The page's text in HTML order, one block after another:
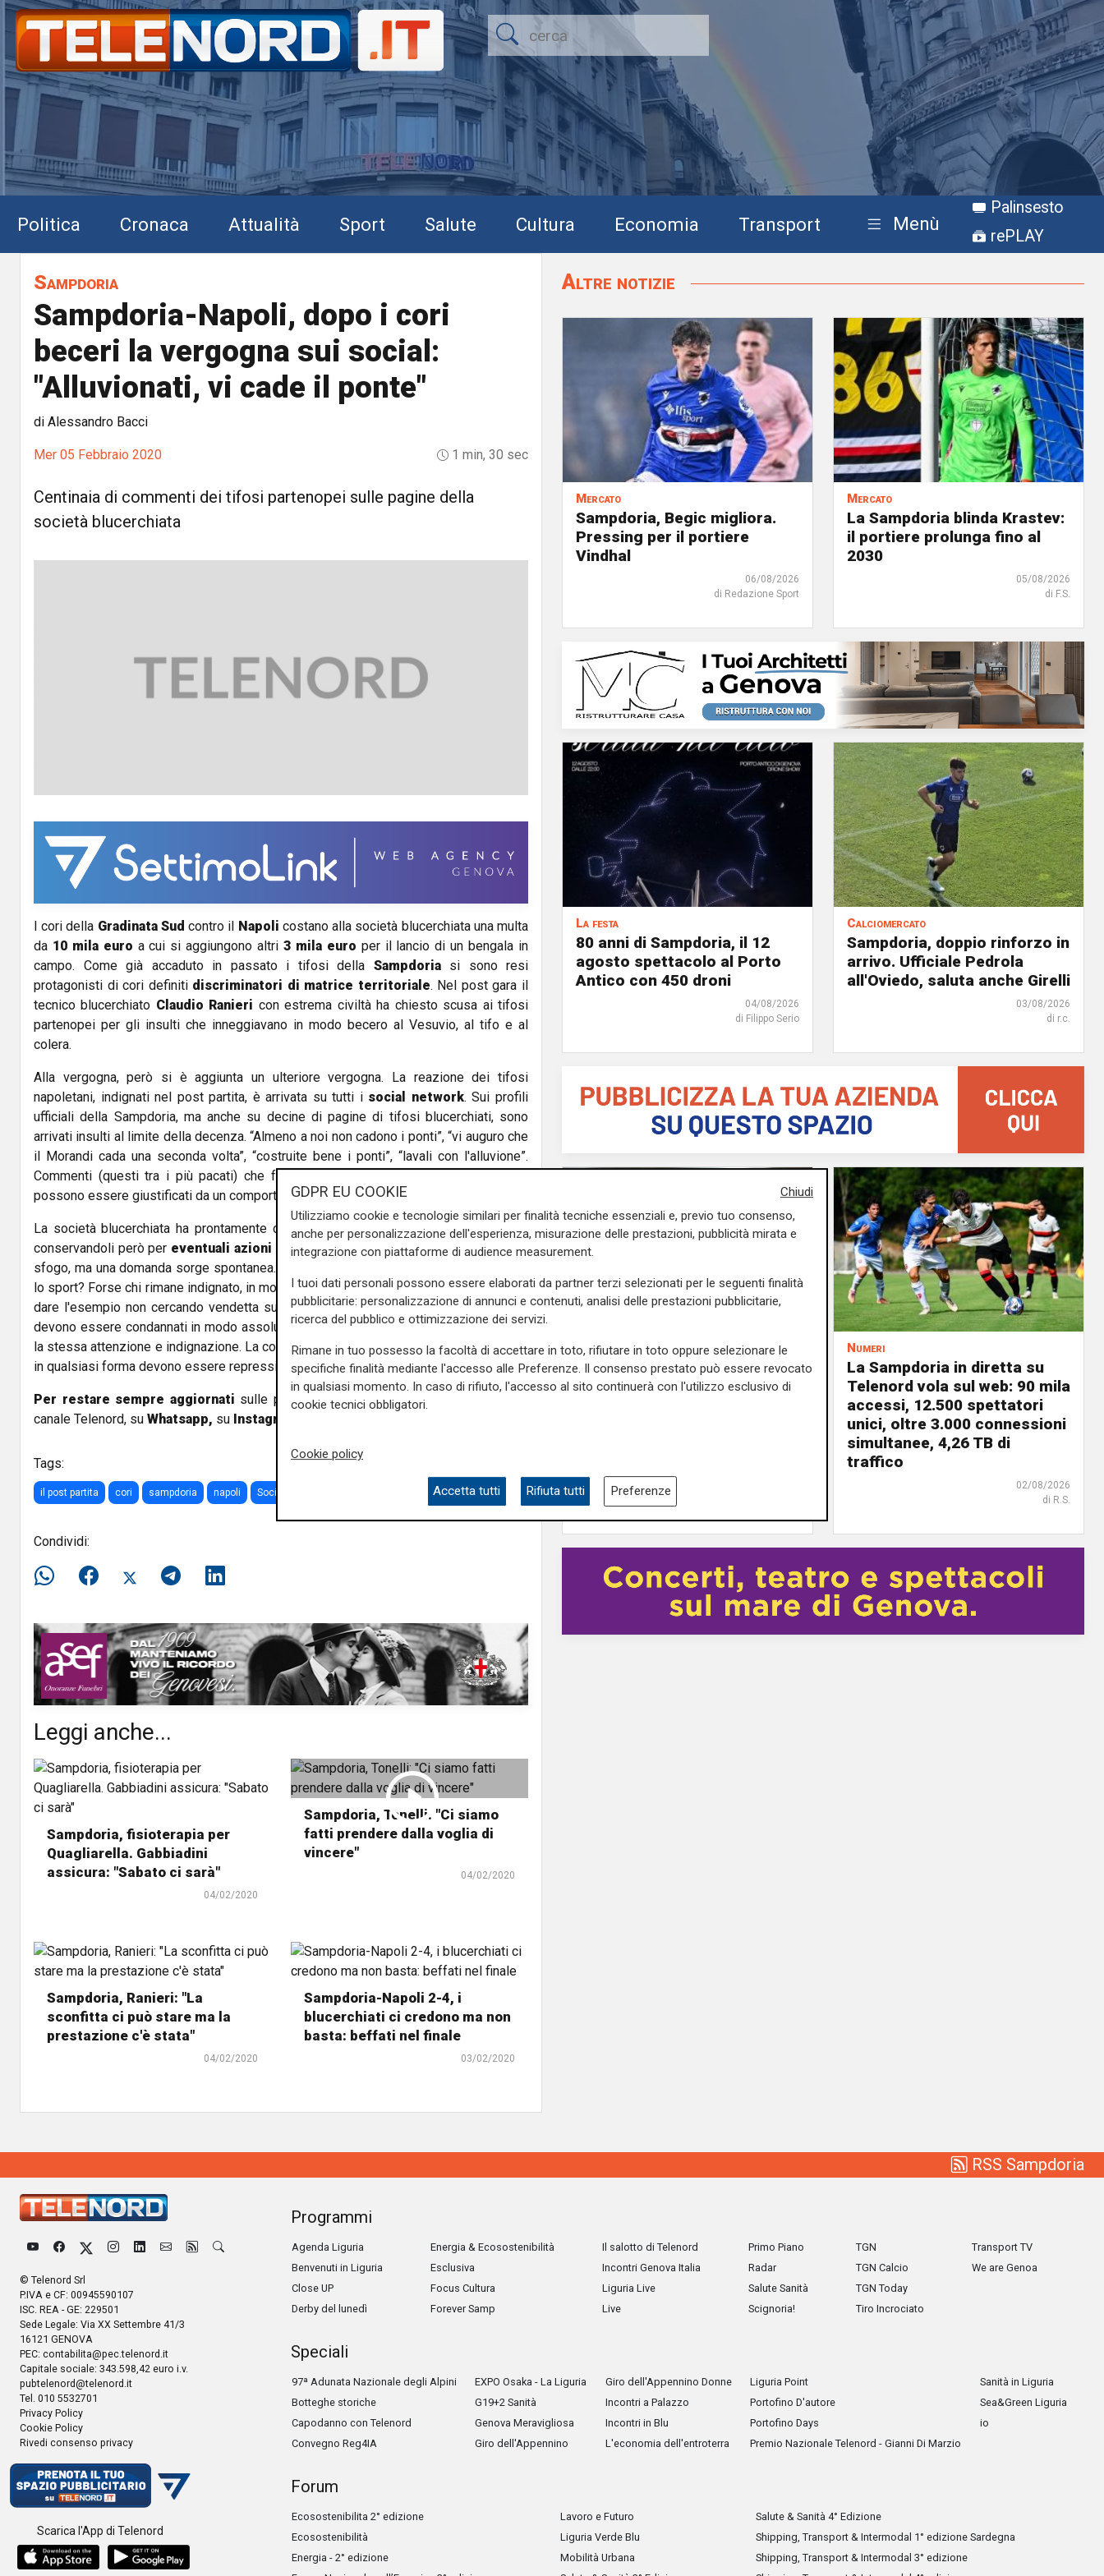
Politica Cronaca Attualità Sport Salute Cultura Economia Transport Menù
Palinsesto
rePLAY
Sampdoria
Sampdoria-Napoli, dopo i cori
beceri la vergogna sui social:
"Alluvionati, vi cade il ponte"
di Alessandro Bacci
Mer 05 Febbraio 2020 1 min, 30 sec
Centinaia di commenti dei tifosi partenopei sulle pagine della
società blucerchiata
I cori della Gradinata Sud contro il Napoli costano alla società blucerchiata una multa
da 10 mila euro a cui si aggiungono altri3 mila euro per il lancio di un bengala in
campo. Come già accaduto in passato i tifosi della Sampdoriasi sono resi
protagonisti di cori definiti discriminatori di matrice territoriale. Nel post gara il
tecnico blucerchiato Claudio Ranieri con estrema civiltà ha chiesto scusa ai tifosi
partenopei per gli insulti che inneggiavano in modo becero al Vesuvio, al tifo e al
colera.
Alla vergogna, però si è aggiunta un ulteriore vergogna. La reazione dei tifosi
napoletani, indignati nel post partita, è arrivata su tutti i social network. Sui profili
ufficiali della Sampdoria, ma anche su decine di pagine di tifosi blucerchiati, sono
arrivati insulti al limite della decenza. “Almeno a noi non cadono i ponti”, “vi auguro che
il Morandi cada una seconda volta”, “costruite bene i ponti”, “lavali con l'alluvione”.
Commenti (questi tra i più pacati) che fatichiamo addirittura a leggere, e che non
possono essere giustificati da un comportamento sbagliato in uno stadio di calcio.
La società blucerchiata ha prontamente cancellato i commenti dalle proprie pagine,
conservandoli però per eventuali azioni legali. I social si confermano una valvola di
sfogo, ma una domanda sorge spontanea. Che cosa c'entra questo con il calcio e con
lo sport? Forse chi rimane indignato, in modo giustificato, per dei cori beceri dovrebbe
dare l'esempio non cercando vendetta sui social network. I cori della Gradinata Sud
devono essere condannati in modo assoluto ma anche le reazioni sui social meritano
la stessa attenzione e indignazione. La cosa certa è che gli insulti e le discriminazioni
in qualsiasi forma devono essere repressi in ogni modo, dentro e fuori dagli stadi.
Per restare sempre aggiornati sulle principali notizie sulla Liguria seguiteci sul
canale Telenord, su Whatsapp, su Instagram
Tags:
il post partita cori sampdoria napoli Social Network
Condividi:
Leggi anche...
Sampdoria, fisioterapia per
Quagliarella. Gabbiadini
assicura: "Sabato ci sarà"
04/02/2020
Sampdoria, Tonelli: "Ci siamo
fatti prendere dalla voglia di
vincere"
04/02/2020
Sampdoria, Ranieri: "La
sconfitta ci può stare ma la
prestazione c'è stata"
04/02/2020
Sampdoria-Napoli 2-4, i
blucerchiati ci credono ma non
basta: beffati nel finale
03/02/2020
Altre notizie
Mercato
Sampdoria, Begic migliora.
Pressing per il portiere
Vindhal
06/08/2026
di Redazione Sport
Mercato
La Sampdoria blinda Krastev:
il portiere prolunga fino al
2030
05/08/2026
di F.S.
La festa
80 anni di Sampdoria, il 12
agosto spettacolo al Porto
Antico con 450 droni
04/08/2026
di Filippo Serio
Calciomercato
Sampdoria, doppio rinforzo in
arrivo. Ufficiale Pedrola
all'Oviedo, saluta anche Girelli
03/08/2026
di r.c.
Mia, Tua, Nostra
Sampdoria, campagna
abbonamenti a gonfie vele:
Numeri
La Sampdoria in diretta su
Telenord vola sul web: 90 mila
accessi, 12.500 spettatori
unici, oltre 3.000 connessioni
simultanee, 4,26 TB di
traffico
02/08/2026
di R.S.
RSS Sampdoria
© Telenord Srl
P.IVA e CF: 00945590107
ISC. REA - GE: 229501
Sede Legale: Via XX Settembre 41/3
16121 GENOVA
PEC: contabilita@pec.telenord.it
Capitale sociale: 343.598,42 euro i.v.
pubtelenord@telenord.it
Tel. 010 5532701
Privacy Policy
Cookie Policy
Rivedi consenso privacy
Scarica l'App di Telenord
Programmi
Agenda Liguria
Benvenuti in Liguria
Close UP
Derby del lunedì
Energia & Ecosostenibilità
Esclusiva
Focus Cultura
Forever Samp
Il salotto di Telenord
Incontri Genova Italia
Liguria Live
Live
Primo Piano
Radar
Salute Sanità
Scignoria!
TGN
TGN Calcio
TGN Today
Tiro Incrociato
Transport TV
We are Genoa
Speciali
97ª Adunata Nazionale degli Alpini
Botteghe storiche
Capodanno con Telenord
Convegno Reg4IA
EXPO Osaka - La Liguria
G19+2 Sanità
Genova Meravigliosa
Giro dell'Appennino
Giro dell'Appennino Donne
Incontri a Palazzo
Incontri in Blu
L'economia dell'entroterra
Liguria Point
Portofino D'autore
Portofino Days
Premio Nazionale Telenord - Gianni Di Marzio
Sanità in Liguria
Sea&Green Liguria
io
Forum
Ecosostenibilita 2° edizione
Ecosostenibilità
Energia - 2° edizione
Lavoro e Futuro
Liguria Verde Blu
Mobilità Urbana
Salute & Sanità 4° Edizione
Shipping, Transport & Intermodal 1° edizione Sardegna
Shipping, Transport & Intermodal 3° edizione
Chiudi
GDPR EU COOKIE
Utilizziamo cookie e tecnologie similari per finalità tecniche essenziali e, previo tuo consenso,
anche per personalizzazione dell'esperienza, misurazione delle prestazioni, pubblicità mirata e
integrazione con piattaforme di audience measurement.
I tuoi dati personali possono essere elaborati da partner terzi selezionati per le seguenti finalità
pubblicitarie: personalizzazione di annunci e contenuti, analisi delle prestazioni pubblicitarie,
ricerca del pubblico e ottimizzazione dei servizi.
Rimane in tuo possesso la facoltà di accettare in toto, rifiutare in toto oppure selezionare le
specifiche finalità mediante l'accesso alle Preferenze. Il consenso prestato può essere revocato
in qualsiasi momento. In caso di rifiuto, l'accesso al sito continuerà con l'utilizzo esclusivo di
cookie tecnici obbligatori.
Cookie policy
Accetta tutti Rifiuta tutti Preferenze